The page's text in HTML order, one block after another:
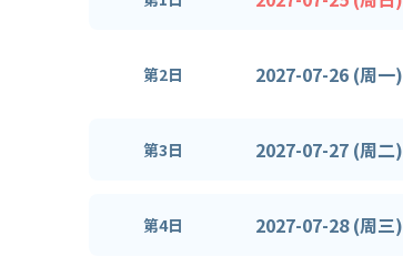
第2日 2027-07-26 (周一)
第3日 2027-07-27 (周二)
第4日 2027-07-28 (周三)